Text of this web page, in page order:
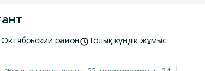
Октябрьский район
Толық күндік жұмыс